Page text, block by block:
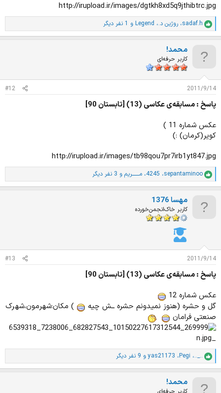
http://irupload.ir/images/dgtkh8xd5q9jthibtrc.jpg
ا
م
ت
sadaf.h، روژین د.، Legend و 1 نفر دیگر
محمد!
کاربر حرفه‌ای
2011/9/14
#12
پاسخ : مسابقه‌ی عکاسی (13) [تابستان 90]
عکس شماره 11 )
کویر(کرمان) :)
http://irupload.ir/images/tb98qou7pr7irb1yt847.jpg
ا
م
sepantaminoo، 4245، مـــــــریم و 3 نفر دیگر
مهسا 1376
کاربر خاک‌انجمن‌خورده
2011/9/14
#13
پاسخ : مسابقه‌ی عکاسی (13) [تابستان 90]
عکس شماره 12
گل و حشره (هنوز نمیدونم حشره ــش چیه
) مکان:شهرمون،شهرک
صنعتی فرامان
ا
م
.._..، Pegi، yas21173و 9 نفر دیگر
محمد!